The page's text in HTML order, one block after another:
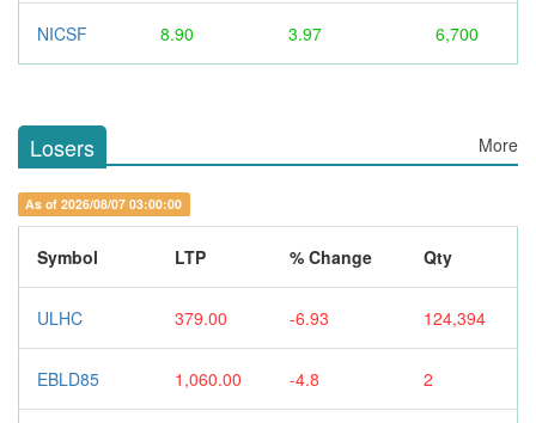
NICSF 8.90 3.97 6,700
Losers More
As of 2026/08/07 03:00:00
Symbol LTP % Change Qty
ULHC 379.00 -6.93 124,394
EBLD85 1,060.00 -4.8 2